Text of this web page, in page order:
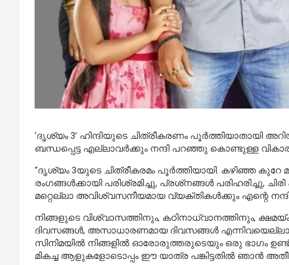
‘ദൃശ്യം 3’ ഹിന്ദിയുടെ ചിത്രീകരണം പൂർത്തിയാതായി
ബന്ധപ്പെട്ട എല്ലാവർക്കും നന്ദി പറഞ്ഞു കൊണ്ടുള്ള
“ദൃശ്യം 3യുടെ ചിത്രീകരമം പൂർത്തിയായി. കഴിഞ്ഞ
രംഗങ്ങൾക്കായി പരിശ്രമിച്ചു, പ്രശ്‌നങ്ങൾ പരിഹരിച്ചു,
മറ്റെല്ലാ അവിശ്വസനീയമായ വ്യക്തികൾക്കും എന്റെ
നിങ്ങളുടെ വിശ്വാസത്തിനും, കഠിനാധ്വാനത്തിനും,
ദിവസങ്ങൾ, അസാധാരണമായ ദിവസങ്ങൾ
സിനിമയിൽ നിങ്ങളിൽ ഓരോരുത്തരുടെയും ഒരു ഭാഗം
മികച്ച ആളുകളോടൊപ്പം ഈ യാത്ര പങ്കിട്ടതിൽ ഞാൻ